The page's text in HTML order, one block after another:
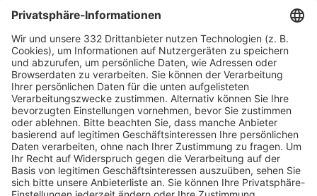
HÄUFIG BESUCHTE SEITEN
Pässe und Vereinswechsel
Trainerausbildung
Schulungsangebot Vereinsmitarbeiter
BFV-Geschäftsstellen
Trainerbörse
Login SpielPlus